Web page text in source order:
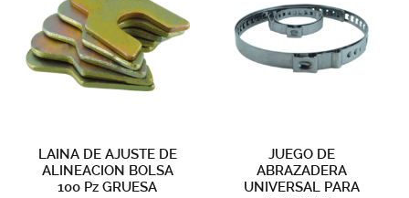
LAINA DE AJUSTE DE
ALINEACION BOLSA
100 Pz GRUESA
JUEGO DE
ABRAZADERA
UNIVERSAL PARA